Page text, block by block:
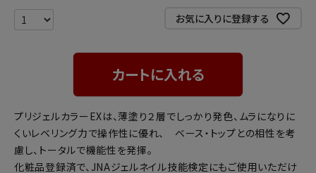
お気に入りに登録する
カートに入れる
プリジェルカラーEXは、薄塗り２層でしっかり発色、ムラになりに
くいレベリング力で操作性に優れ、 ベース・トップとの相性を考
慮し、トータルで機能性を発揮。
化粧品登録済で、JNAジェルネイル技能検定にもご使用いただけ